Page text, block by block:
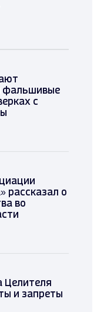
фальшивые
с
рассказал о
во
Целителя
и запреты